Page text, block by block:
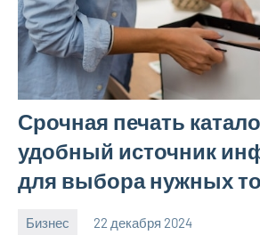
Срочная печать
удобный источник
для выбора нужных
Бизнес 22 декабря 2024